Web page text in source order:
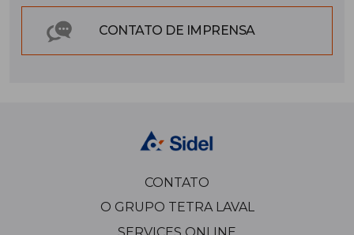
CONTATO DE IMPRENSA
CONTATO
O GRUPO TETRA LAVAL